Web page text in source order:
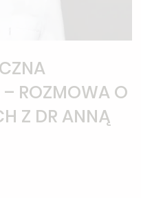
ROZMOWA O
Z DR ANNĄ